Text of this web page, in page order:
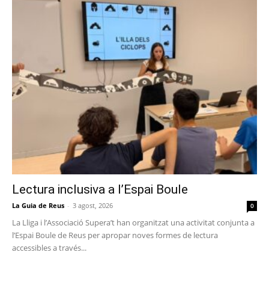
Lectura inclusiva a l’Espai Boule
La Guia de Reus - 3 agost, 2026 0
La Lliga i l’Associació Supera’t han organitzat una activitat conjunta a
l’Espai Boule de Reus per apropar noves formes de lectura
accessibles a través...